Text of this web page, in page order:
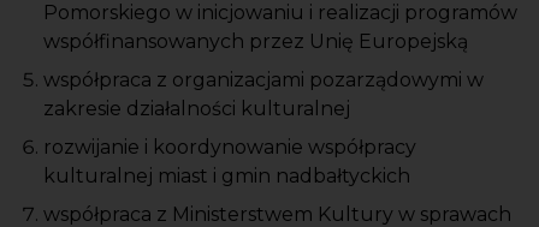
Pomorskiego w inicjowaniu i realizacji programów
współfinansowanych przez Unię Europejską
współpraca z organizacjami pozarządowymi w
zakresie działalności kulturalnej
rozwijanie i koordynowanie współpracy
kulturalnej miast i gmin nadbałtyckich
współpraca z Ministerstwem Kultury w sprawach